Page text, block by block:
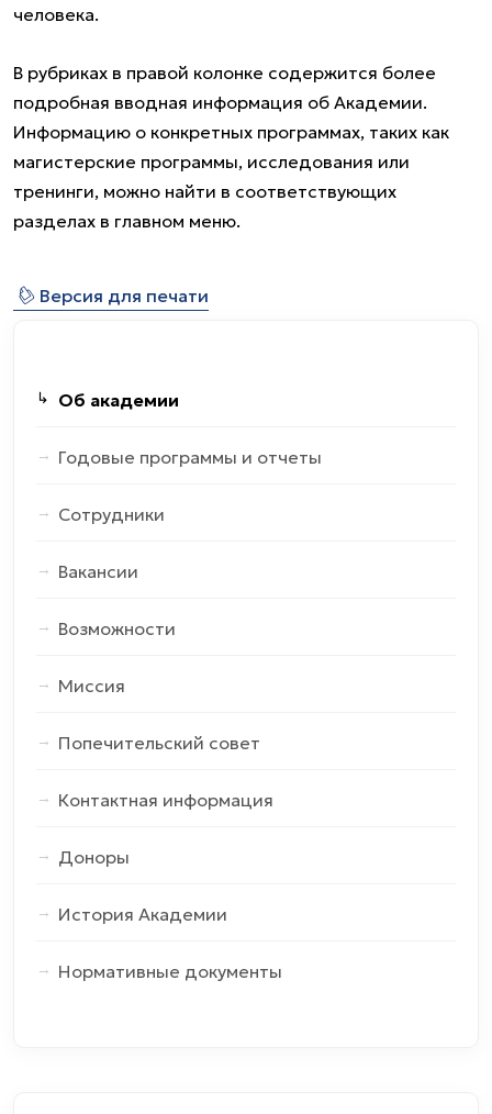
человека.
В рубриках в правой колонке содержится более
подробная вводная информация об Академии.
Информацию о конкретных программах, таких как
магистерские программы, исследования или
тренинги, можно найти в соответствующих
разделах в главном меню.
⎙ Версия для печати
Об академии
Годовые программы и отчеты
Сотрудники
Вакансии
Возможности
Миссия
Попечительский cовет
Контактная информация
Доноры
История Академии
Нормативные документы